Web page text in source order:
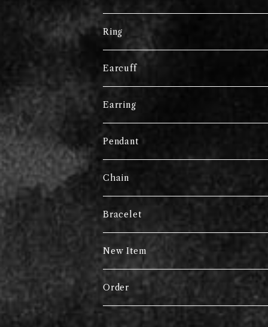
Ring
Earcuff
Earring
Pendant
Chain
Bracelet
New Item
Order